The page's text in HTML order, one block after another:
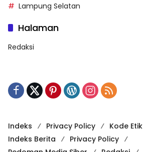
Lampung Selatan
Halaman
Redaksi
Indeks Privacy Policy
Kode Etik
Indeks Berita
Privacy Policy